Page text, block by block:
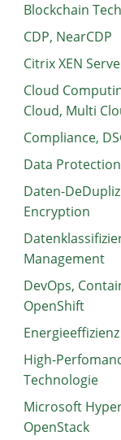
Blockchain
CDP, NearCDP
Citrix XEN
Cloud
Cloud, Multi
Compliance,
Data
Daten-
Encryption
Management
DevOps,
OpenShift
High-
Technologie
Microsoft
OpenStack